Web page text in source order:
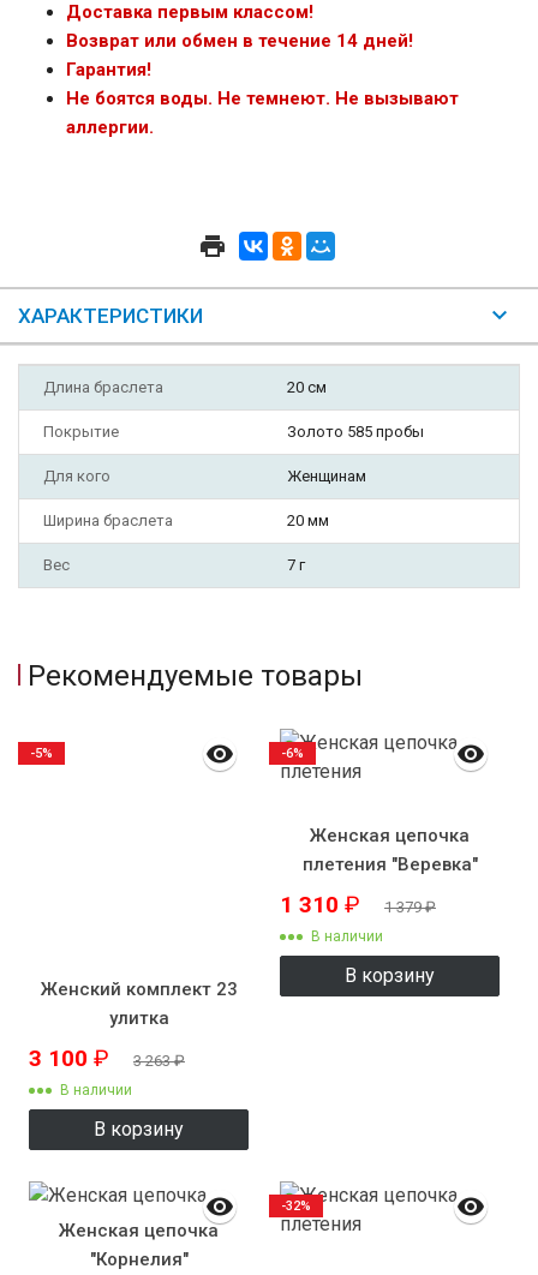
Доставка первым классом!
Возврат или обмен в течение 14 дней!
Гарантия!
Не боятся воды. Не темнеют. Не вызывают
аллергии.
ХАРАКТЕРИСТИКИ
Длина браслета 20 см
Покрытие Золото 585 пробы
Для кого Женщинам
Ширина браслета 20 мм
Вес 7 г
Рекомендуемые товары
Женский комплект 23
улитка
3 100 ₽ 3 263₽
В наличии
В корзину
-5%
Женская цепочка
плетения "Веревка"
1 310 ₽ 1 379₽
В наличии
В корзину
-6%
Женская цепочка
"Корнелия"
-32%